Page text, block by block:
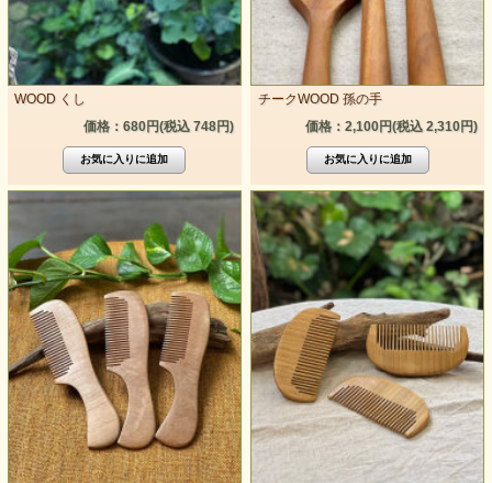
WOOD くし
価格：680円(税込 748円)
チークWOOD 孫の手
価格：2,100円(税込 2,310円)